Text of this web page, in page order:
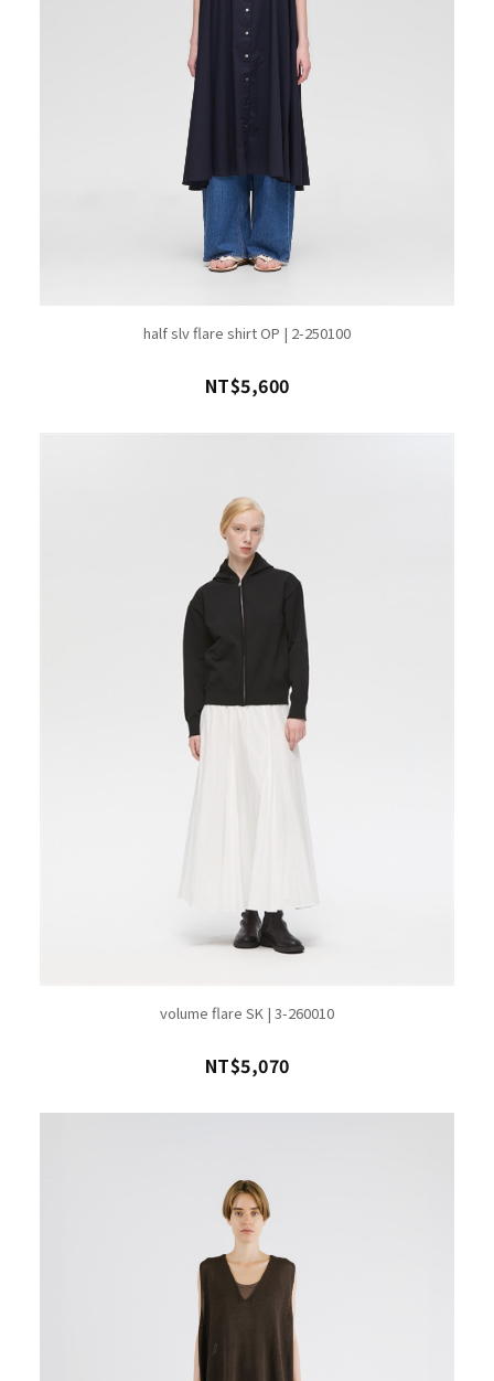
half slv flare shirt OP | 2-250100
NT$5,600
volume flare SK | 3-260010
NT$5,070